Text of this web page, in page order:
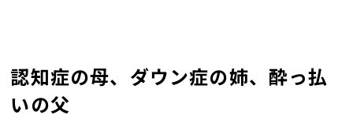
認知症の母、ダウン症の姉、酔っ払
いの父